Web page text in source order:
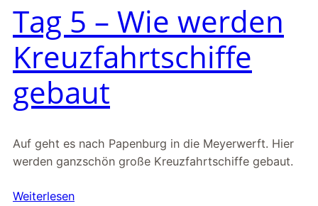
Tag 5 – Wie werden
Kreuzfahrtschiffe
gebaut
Auf geht es nach Papenburg in die Meyerwerft. Hier
werden ganzschön große Kreuzfahrtschiffe gebaut.
Weiterlesen